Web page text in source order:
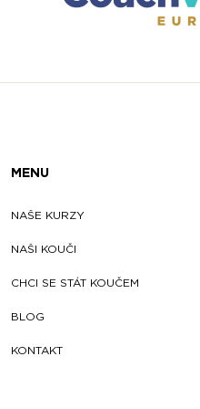
MENU
NAŠE KURZY
NAŠI KOUČI
CHCI SE STÁT KOUČEM
BLOG
KONTAKT